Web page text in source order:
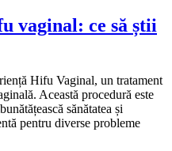
vaginal: ce să știi
Hifu Vaginal, un tratament
Această procedură este
sănătatea și
pentru diverse probleme